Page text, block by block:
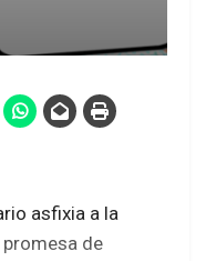
asfixia a la
de